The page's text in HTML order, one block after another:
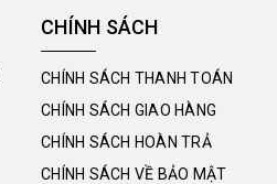
CHÍNH SÁCH
CHÍNH SÁCH THANH TOÁN
CHÍNH SÁCH GIAO HÀNG
CHÍNH SÁCH HOÀN TRẢ
CHÍNH SÁCH VỀ BẢO MẬT